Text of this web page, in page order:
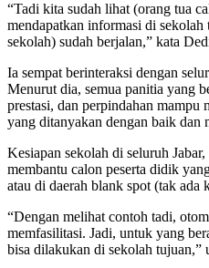
“Tadi kita sudah lihat (orang tua
mendapatkan informasi di
sekolah) sudah berjalan,” kata
Ia sempat berinteraksi dengan
Menurut dia, semua panitia yang
prestasi, dan perpindahan mampu
yang ditanyakan dengan baik dan
Kesiapan sekolah di seluruh
membantu calon peserta didik
atau di daerah blank spot (tak ada
“Dengan melihat contoh tadi,
memfasilitasi. Jadi, untuk yang
bisa dilakukan di sekolah tujuan,”